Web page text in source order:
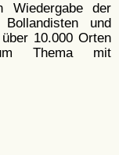
Wiedergabe der
und
10.000 Orten
Thema mit